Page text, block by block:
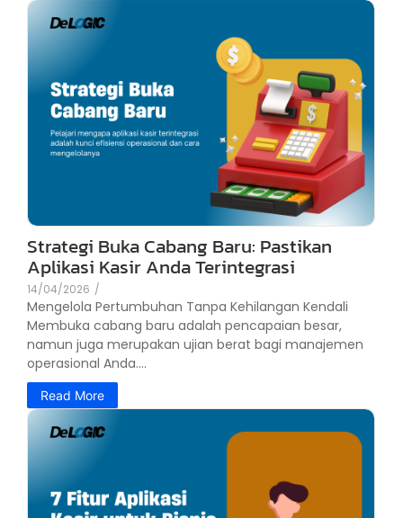
Strategi Buka Cabang Baru: Pastikan
Aplikasi Kasir Anda Terintegrasi
14/04/2026 /
Mengelola Pertumbuhan Tanpa Kehilangan Kendali
Membuka cabang baru adalah pencapaian besar,
namun juga merupakan ujian berat bagi manajemen
operasional Anda....
Read More